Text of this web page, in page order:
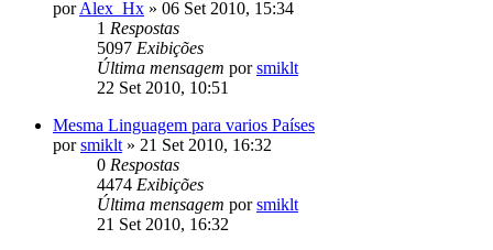
porAlex_Hx » 06 Set 2010, 15:34
1 Respostas
5097 Exibições
Última mensagem porsmiklt
22 Set 2010, 10:51
Mesma Linguagem para varios Países
porsmiklt » 21 Set 2010, 16:32
0 Respostas
4474 Exibições
Última mensagem porsmiklt
21 Set 2010, 16:32